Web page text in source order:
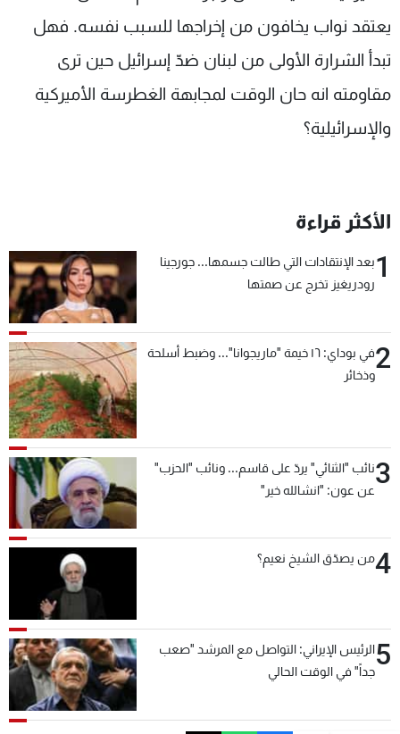
يعتقد نواب يخافون من إخراجها للسبب نفسه. فهل
تبدأ الشرارة الأولى من لبنان ضدّ إسرائيل حين ترى
مقاومته انه حان الوقت لمجابهة الغطرسة الأميركية
والإسرائيلية؟
الأكثر قراءة
1بعد الإنتقادات التي طالت جسمها... جورجينا
رودريغيز تخرج عن صمتها
2
في بوداي: ١٦ خيمة "ماريجوانا"... وضبط أسلحة
وذخائر
3نائب "الثنائي" يردّ على قاسم... ونائب "الحزب"
عن عون: "انشالله خير"
4من يصدّق الشيخ نعيم؟
5الرئيس الإيراني: التواصل مع المرشد "صعب
جداً" في الوقت الحالي